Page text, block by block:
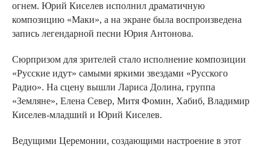
огнем. Юрий Киселев исполнил драматичную
композицию «Маки», а на экране была воспроизведена
запись легендарной песни Юрия Антонова.
Сюрпризом для зрителей стало исполнение композиции
«Русские идут» самыми яркими звездами «Русского
Радио». На сцену вышли Лариса Долина, группа
«Земляне», Елена Север, Митя Фомин, Хабиб, Владимир
Киселев-младший и Юрий Киселев.
Ведущими Церемонии, создающими настроение в этот